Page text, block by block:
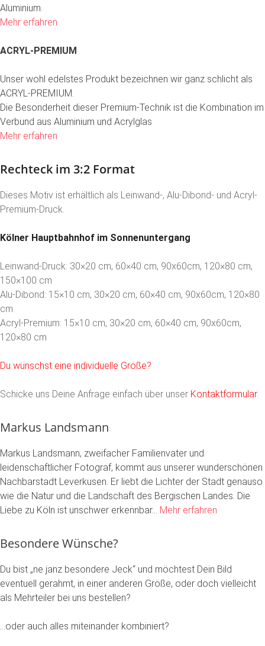
Aluminium.
Mehr erfahren
ACRYL-PREMIUM
Unser wohl edelstes Produkt bezeichnen wir ganz schlicht als
ACRYL-PREMIUM.
Die Besonderheit dieser Premium-Technik ist die Kombination im
Verbund aus Aluminium und Acrylglas
Mehr erfahren
Rechteck im 3:2 Format
Dieses Motiv ist erhältlich als Leinwand-, Alu-Dibond- und Acryl-
Premium-Druck.
Kölner Hauptbahnhof im Sonnenuntergang
Leinwand-Druck: 30×20 cm, 60×40 cm, 90x60cm, 120×80 cm,
150×100 cm
Alu-Dibond: 15×10 cm, 30×20 cm, 60×40 cm, 90x60cm, 120×80
cm
Acryl-Premium: 15×10 cm, 30×20 cm, 60×40 cm, 90x60cm,
120×80 cm
Du wünschst eine individuelle Größe?
Schicke uns Deine Anfrage einfach über unser Kontaktformular.
Markus Landsmann
Markus Landsmann, zweifacher Familienvater und
leidenschaftlicher Fotograf, kommt aus unserer wunderschönen
Nachbarstadt Leverkusen. Er liebt die Lichter der Stadt genauso
wie die Natur und die Landschaft des Bergischen Landes. Die
Liebe zu Köln ist unschwer erkennbar… Mehr erfahren
Besondere Wünsche?
Du bist „ne janz besondere Jeck“ und möchtest Dein Bild
eventuell gerahmt, in einer anderen Größe, oder doch vielleicht
als Mehrteiler bei uns bestellen?
…oder auch alles miteinander kombiniert?